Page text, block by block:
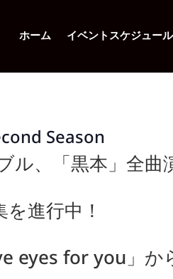
ホーム イベントスケジュール
Season
ル、「黒本」全曲
進行中！
eyes for you」か